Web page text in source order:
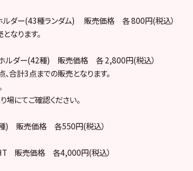
ルダー(43種ランダム) 販売価格 各 800円(税込）
なります。
ホルダー(42種) 販売価格 各 2,800円(税込）
合計3点までの販売となります。
場にてご確認ください。
種) 販売価格 各550円(税込）
販売価格 各4,000円(税込）